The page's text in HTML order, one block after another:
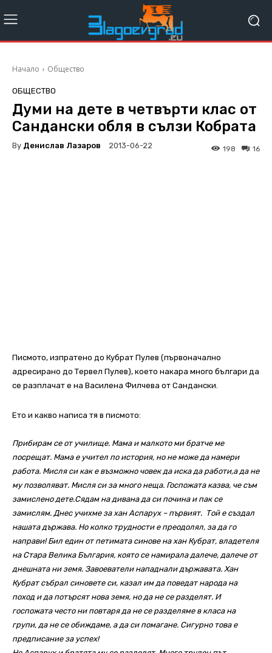
Начало Общество
ОБЩЕСТВО
Думи на дете в четвърти клас от
Сандански обля в сълзи Кобрата
By Денислав Лазаров 2013-06-22 16
198
Писмото, изпратено до Кубрат Пулев (първоначално
адресирано до Тервел Пулев), което накара много българи да
се разплачат е на Василена Филчева от Сандански.
Ето и какво написа тя в писмото:
Прибирам се от училище. Мама и малкото ми братче ме
посрещат. Мама е учител по история, но не може да намери
работа. Мисля си как е възможно човек да иска да работи,а да не
му позволяват. Мисля си за много неща. Госпожата казва, че съм
замислено дете.Сядам на дивана да си почина и пак се
замислям. Днес учихме за хан Аспарух – първият. Той е създал
нашата държава. Но колко трудности е преодолял, за да го
направи! Бил един от петимата синове на хан Кубрат, владетеля
на Стара Велика България, която се намирала далече, далече от
днешната ни земя. Завоеватели нападнали държавата. Хан
Кубрат събрал синовете си, казал им да поведат народа на
поход и да потърсят нова земя, но да не се разделят. И
госпожата често ни повтаря да не се разделяме в класа на
групи, да не се обиждаме, а да си помагане. Сигурно това е
предписание за успех!